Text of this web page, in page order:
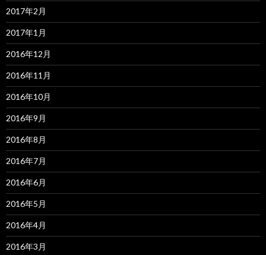
2017年2月
2017年1月
2016年12月
2016年11月
2016年10月
2016年9月
2016年8月
2016年7月
2016年6月
2016年5月
2016年4月
2016年3月